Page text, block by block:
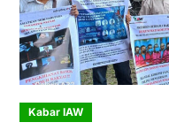
Kabar IAW